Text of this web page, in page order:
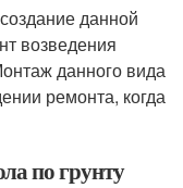
данной
возведения
данного вида
ремонта, когда
по грунту